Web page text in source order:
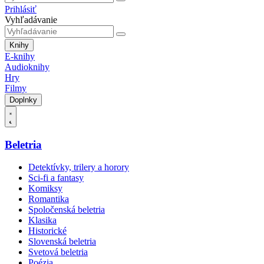
Prihlásiť
Vyhľadávanie
Knihy
E-knihy
Audioknihy
Hry
Filmy
Doplnky
Beletria
Detektívky, trilery a horory
Sci-fi a fantasy
Komiksy
Romantika
Spoločenská beletria
Klasika
Historické
Slovenská beletria
Svetová beletria